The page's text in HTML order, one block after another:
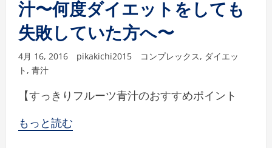
汁〜何度ダイエットをしても
失敗していた方へ〜
4月 16, 2016 pikakichi2015 コンプレックス, ダイエッ
ト , 青汁
【すっきりフルーツ青汁のおすすめポイント
もっと読む